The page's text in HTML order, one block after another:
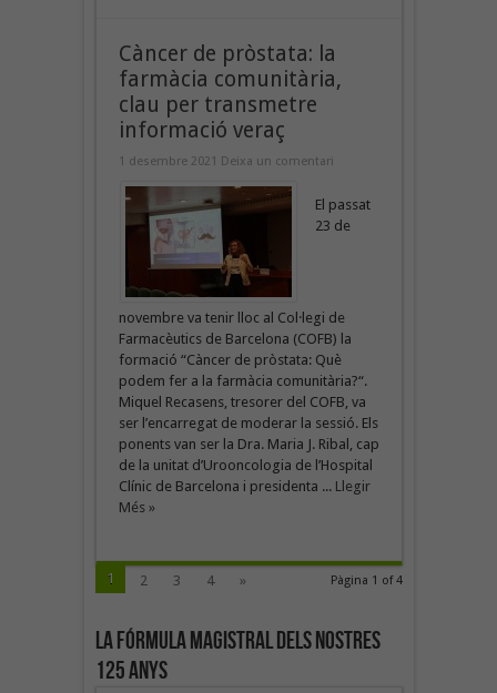
Càncer de pròstata: la
farmàcia comunitària,
clau per transmetre
informació veraç
1 desembre 2021 Deixa un comentari
El passat
23 de
novembre va tenir lloc al Col·legi de
Farmacèutics de Barcelona (COFB) la
formació “Càncer de pròstata: Què
podem fer a la farmàcia comunitària?“.
Miquel Recasens, tresorer del COFB, va
ser l’encarregat de moderar la sessió. Els
ponents van ser la Dra. Maria J. Ribal, cap
de la unitat d’Urooncologia de l’Hospital
Clínic de Barcelona i presidenta ... Llegir
Més »
Pàgina 1 of 4
1 2 3 4 »
La fórmula magistral dels nostres
125 anys